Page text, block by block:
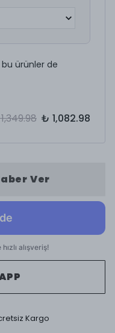
ürünler de
₺ 1,082.98
Ver
Kargo